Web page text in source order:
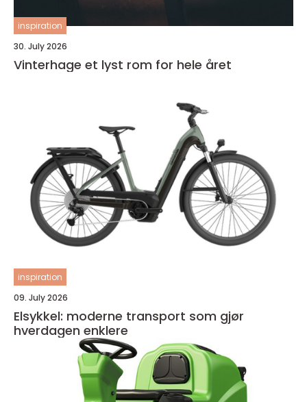
inspiration
30. July 2026
Vinterhage et lyst rom for hele året
inspiration
09. July 2026
Elsykkel: moderne transport som gjør
hverdagen enklere